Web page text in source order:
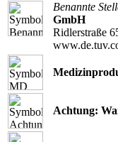
Benannte
GmbH
Ridlerstraße
Achtung: